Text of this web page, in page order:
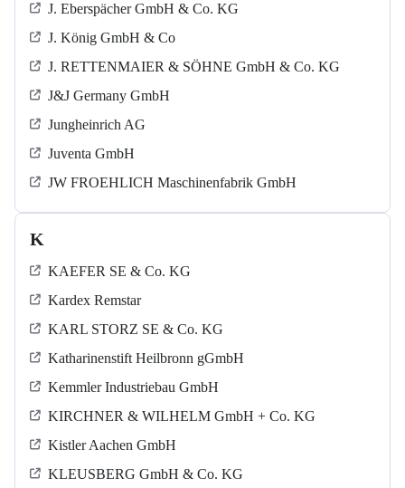
J. Eberspächer GmbH & Co. KG
J. König GmbH & Co
J. RETTENMAIER & SÖHNE GmbH & Co. KG
J&J Germany GmbH
Jungheinrich AG
Juventa GmbH
JW FROEHLICH Maschinenfabrik GmbH
K
KAEFER SE & Co. KG
Kardex Remstar
KARL STORZ SE & Co. KG
Katharinenstift Heilbronn gGmbH
Kemmler Industriebau GmbH
KIRCHNER & WILHELM GmbH + Co. KG
Kistler Aachen GmbH
KLEUSBERG GmbH & Co. KG